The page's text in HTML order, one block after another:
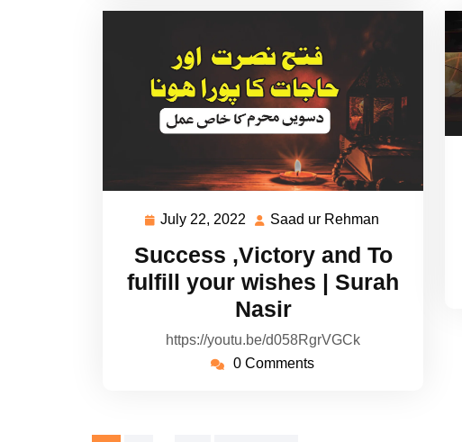
July 22, 2022
July
2022
Saad ur Rehman
Rehman
Success ,Victory and To
fulfill your wishes | Surah
Nasir
https://youtu.be/d058RgrVGCk
0 Comments